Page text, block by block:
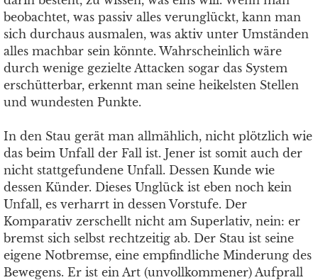
beobachtet, was passiv alles verunglückt, kann man
sich durchaus ausmalen, was aktiv unter Umständen
alles machbar sein könnte. Wahrscheinlich wäre
durch wenige gezielte Attacken sogar das System
erschütterbar, erkennt man seine heikelsten Stellen
und wundesten Punkte.
In den Stau gerät man allmählich, nicht plötzlich wie
das beim Unfall der Fall ist. Jener ist somit auch der
nicht stattgefundene Unfall. Dessen Kunde wie
dessen Künder. Dieses Unglück ist eben noch kein
Unfall, es verharrt in dessen Vorstufe. Der
Komparativ zerschellt nicht am Superlativ, nein: er
bremst sich selbst rechtzeitig ab. Der Stau ist seine
eigene Notbremse, eine empfindliche Minderung des
Bewegens. Er ist ein Art (unvollkommener) Aufprall